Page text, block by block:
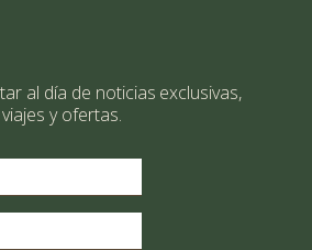
al día de noticias exclusivas,
y ofertas.